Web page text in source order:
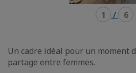
1 / 6
Un cadre idéal pour un moment
partage entre femmes.